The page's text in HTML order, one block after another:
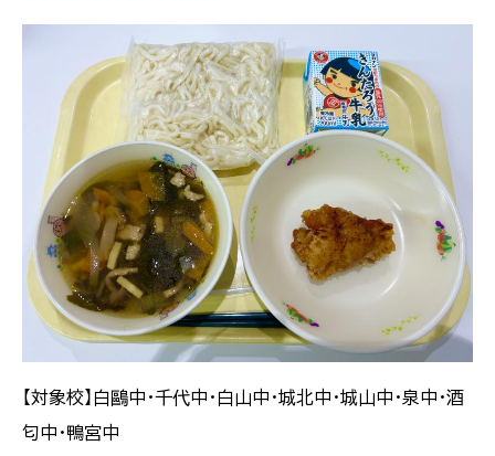
【対象校】白鷗中・千代中・白山中・城北中・城山中・泉中・酒
匂中・鴨宮中